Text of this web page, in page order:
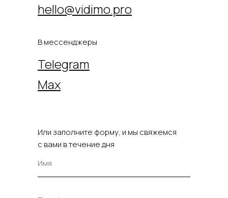
В мессенджеры
hello@vidimo.pro
Max
Telegram
Или заполните форму, и мы свяжемся
с вами в течение дня